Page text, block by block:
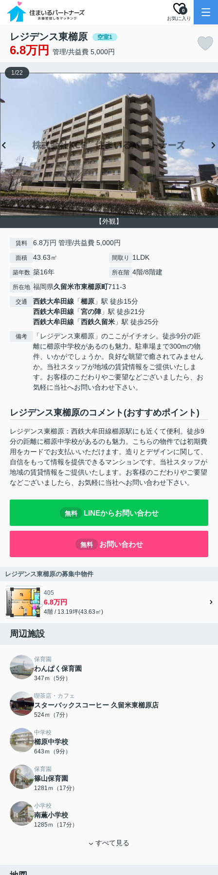
お気に入り
0
レジデンス東櫛原 空室1
6.8万円 管理/共益費 5,000円
【外観】
1/22
賃料 6.8万円 管理/共益費 5,000円
面積 43.63㎡ 間取り 1LDK
築年数 築16年 所在階 4階/8階建
所在地 福岡県久留米市東櫛原町711-3
交通 西鉄大牟田線 「櫛原 」駅 徒歩15分
西鉄大牟田線 「宮の陣」駅 徒歩21分
西鉄大牟田線 「西鉄久留米 」駅 徒歩25分
備考
「レジデンス東櫛原」のここがイチオシ。徒歩9分の距
離に櫛原中学校があるのも魅力。駐車場まで300mの物
件、いかがでしょうか。良好な眺望で癒されてみません
か。当社スタッフが地域の賃貸情報をご提供いたしま
す。お客様のこだわりやご要望などございましたら、お
気軽に当社へお問い合わせ下さい。
レジデンス東櫛原のコメント(おすすめポイント)
レジデンス東櫛原：西鉄大牟田線櫛原駅にも近くて便利。徒歩9
分の距離に櫛原中学校があるのも魅力。こちらの物件では初期費
用をカードでお支払いいただけます。造りとデザインに関して、
自信をもって情報を提供できるマンションです。当社スタッフが
地域の賃貸情報をご提供いたします。お客様のこだわりやご要望
などございましたら、お気軽に当社へお問い合わせ下さい。
無料 LINEからお問い合わせ
無料 お問い合わせ
レジデンス東櫛原の募集中物件
405
6.8万円
4階 / 13.19坪(43.63㎡)
周辺施設
保育園
わんぱく保育園
347ｍ（5分）
喫茶店・カフェ
スターバックスコーヒー 久留米東櫛原店
524ｍ（7分）
中学校
櫛原中学校
643ｍ（9分）
保育園
篠山保育園
1281ｍ（17分）
小学校
南薫小学校
1285ｍ（17分）
すべて見る